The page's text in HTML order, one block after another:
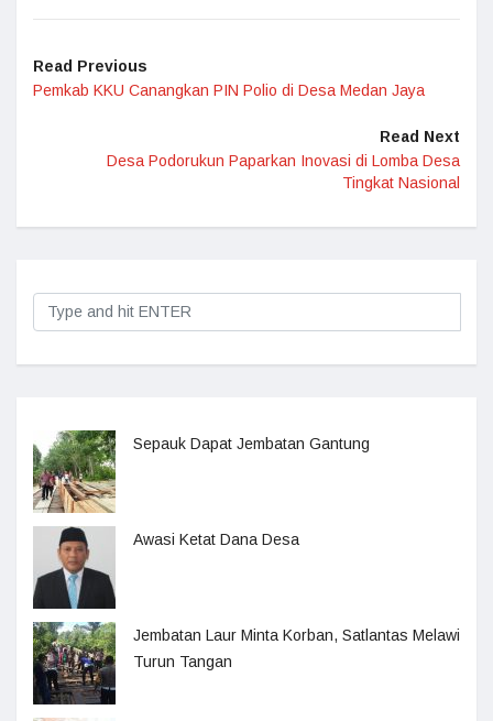
Read Previous
Pemkab KKU Canangkan PIN Polio di Desa Medan Jaya
Read Next
Desa Podorukun Paparkan Inovasi di Lomba Desa
Tingkat Nasional
Sepauk Dapat Jembatan Gantung
Awasi Ketat Dana Desa
Jembatan Laur Minta Korban, Satlantas Melawi
Turun Tangan